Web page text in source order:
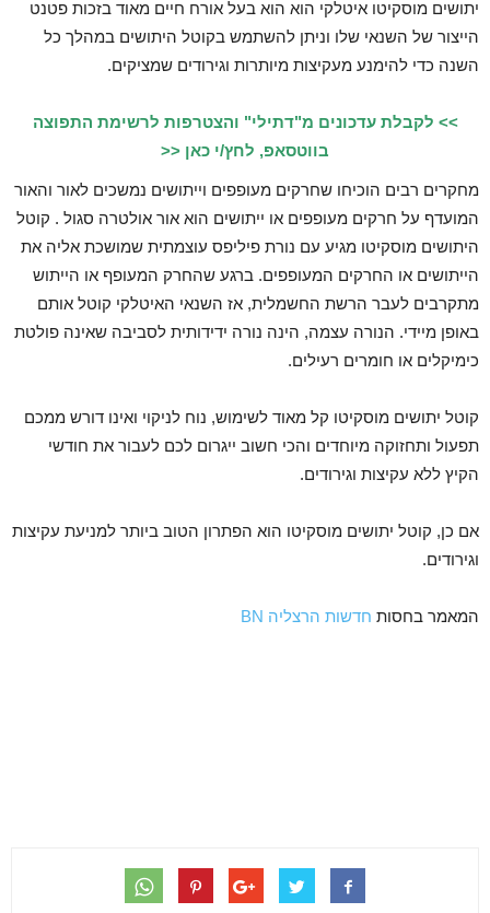
יתושים מוסקיטו איטלקי הוא הוא בעל אורח חיים מאוד בזכות פטנט
הייצור של השנאי שלו וניתן להשתמש בקוטל היתושים במהלך כל
השנה כדי להימנע מעקיצות מיותרות וגירודים שמציקים.
>> לקבלת עדכונים מ"דתילי" והצטרפות לרשימת התפוצה
בווטסאפ, לחץ/י כאן <<
מחקרים רבים הוכיחו שחרקים מעופפים וייתושים נמשכים לאור והאור
המועדף על חרקים מעופפים או ייתושים הוא אור אולטרה סגול . קוטל
היתושים מוסקיטו מגיע עם נורת פיליפס עוצמתית שמושכת אליה את
הייתושים או החרקים המעופפים. ברגע שהחרק המעופף או הייתוש
מתקרבים לעבר הרשת החשמלית, אז השנאי האיטלקי קוטל אותם
באופן מיידי. הנורה עצמה, הינה נורה ידידותית לסביבה שאינה פולטת
כימיקלים או חומרים רעילים.
קוטל יתושים מוסקיטו קל מאוד לשימוש, נוח לניקוי ואינו דורש ממכם
תפעול ותחזוקה מיוחדים והכי חשוב ייגרום לכם לעבור את חודשי
הקיץ ללא עקיצות וגירודים.
אם כן, קוטל יתושים מוסקיטו הוא הפתרון הטוב ביותר למניעת עקיצות
וגירודים.
המאמר בחסות חדשות הרצליה BN